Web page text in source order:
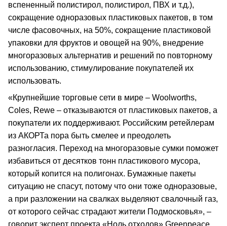
вспененный полистирол, полистирол, ПВХ и т.д.),
сокращение одноразовых пластиковых пакетов, в том
числе фасовочных, на 50%, сокращение пластиковой
упаковки для фруктов и овощей на 90%, внедрение
многоразовых альтернатив и решений по повторному
использованию, стимулирование покупателей их
использовать.
«Крупнейшие торговые сети в мире – Woolworths,
Coles, Rewe – отказываются от пластиковых пакетов, а
покупатели их поддерживают. Российским ретейлерам
из АКОРТа пора быть смелее и преодолеть
разногласия. Переход на многоразовые сумки поможет
избавиться от десятков тонн пластикового мусора,
который копится на полигонах. Бумажные пакеты
ситуацию не спасут, потому что они тоже одноразовые,
а при разложении на свалках выделяют свалочный газ,
от которого сейчас страдают жители Подмосковья», –
говорит эксперт проекта «Ноль отходов» Greenpeace